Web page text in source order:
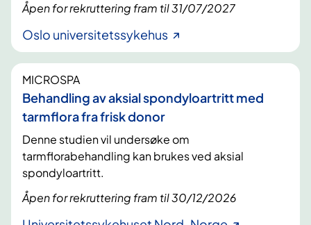
Åpen for rekruttering fram til 31/07/2027
Oslo universitetssykehus
MICROSPA
Behandling av aksial spondyloartritt med
tarmflora fra frisk donor
Denne studien vil undersøke om
tarmflorabehandling kan brukes ved aksial
spondyloartritt.
Åpen for rekruttering fram til 30/12/2026